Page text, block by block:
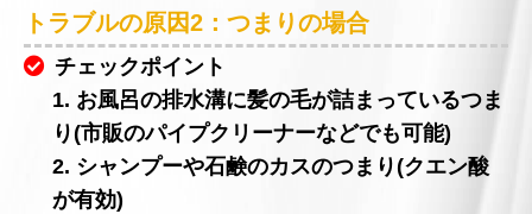
トラブルの原因2：つまりの場合
チェックポイント
1. お風呂の排水溝に髪の毛が詰まっているつま
り(市販のパイプクリーナーなどでも可能)
2. シャンプーや石鹸のカスのつまり(クエン酸
が有効)